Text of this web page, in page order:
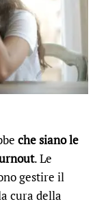
che siano le
. Le
gestire il
cura della